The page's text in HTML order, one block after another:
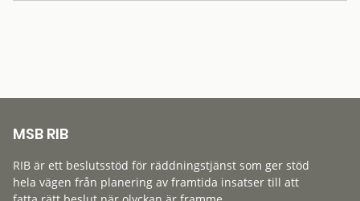
MSB RIB
RIB är ett beslutsstöd för räddningstjänst som ger stöd
hela vägen från planering av framtida insatser till att